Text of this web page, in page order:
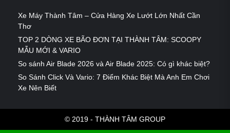
Xe Máy Thành Tâm – Cửa Hàng Xe Lướt Lớn Nhất Cần
Thơ
TOP 2 DÒNG XE BÃO ĐƠN TẠI THÀNH TÂM: SCOOPY
MẪU MỚI & VARIO
So sánh Air Blade 2026 và Air Blade 2025: Có gì khác biệt?
So Sánh Click Và Vario: 7 Điểm Khác Biệt Mà Anh Em Chơi
Xe Nên Biết
© 2019 - THÀNH TÂM GROUP